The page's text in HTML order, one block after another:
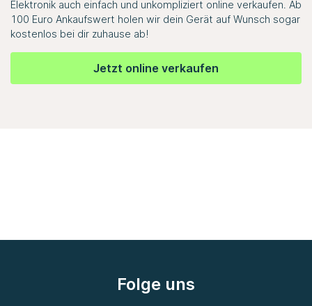
Elektronik auch einfach und unkompliziert online verkaufen. Ab
100 Euro Ankaufswert holen wir dein Gerät auf Wunsch sogar
kostenlos bei dir zuhause ab!
Jetzt online verkaufen
Folge uns